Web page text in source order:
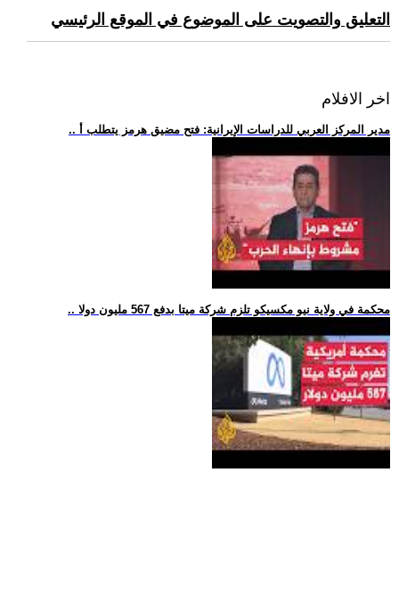
التعليق والتصويت على الموضوع في الموقع الرئيسي
اخر الافلام
.. مدير المركز العربي للدراسات الإيرانية: فتح مضيق هرمز يتطلب أ
.. محكمة في ولاية نيو مكسيكو تلزم شركة ميتا بدفع 567 مليون دولا